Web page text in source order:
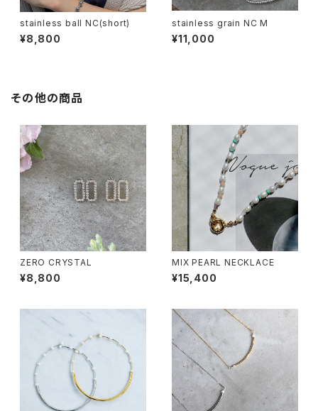
stainless ball NC(short)
¥8,800
stainless grain NC M
¥11,000
その他の商品
ZERO CRYSTAL
¥8,800
MIX PEARL NECKLACE
¥15,400